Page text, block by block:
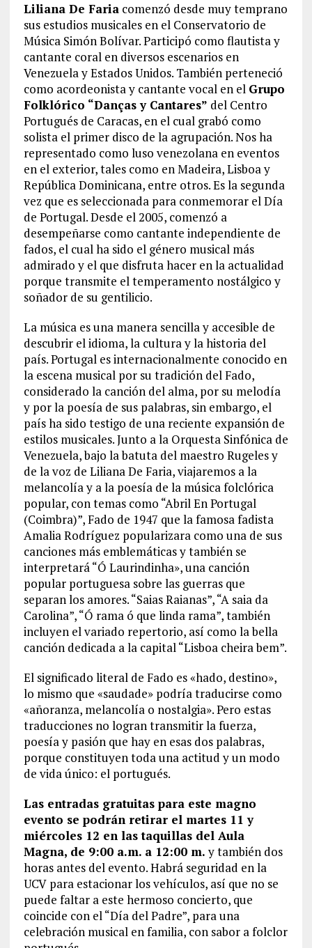
Liliana De Fariacomenzó desde muy temprano
sus estudios musicales en el Conservatorio de
Música Simón Bolívar. Participó como flautista y
cantante coral en diversos escenarios en
Venezuela y Estados Unidos. También perteneció
como acordeonista y cantante vocal en el Grupo
Folklórico “Danças y Cantares” del Centro
Portugués de Caracas, en el cual grabó como
solista el primer disco de la agrupación. Nos ha
representado como luso venezolana en eventos
en el exterior, tales como en Madeira, Lisboa y
República Dominicana, entre otros. Es la segunda
vez que es seleccionada para conmemorar el Día
de Portugal. Desde el 2005, comenzó a
desempeñarse como cantante independiente de
fados, el cual ha sido el género musical más
admirado y el que disfruta hacer en la actualidad
porque transmite el temperamento nostálgico y
soñador de su gentilicio.
La música es una manera sencilla y accesible de
descubrir el idioma, la cultura y la historia del
país. Portugal es internacionalmente conocido en
la escena musical por su tradición del Fado,
considerado la canción del alma, por su melodía
y por la poesía de sus palabras, sin embargo, el
país ha sido testigo de una reciente expansión de
estilos musicales. Junto a la Orquesta Sinfónica de
Venezuela, bajo la batuta del maestro Rugeles y
de la voz de Liliana De Faria, viajaremos a la
melancolía y a la poesía de la música folclórica
popular, con temas como “Abril En Portugal
(Coimbra)”, Fado de 1947 que la famosa fadista
Amalia Rodríguez popularizara como una de sus
canciones más emblemáticas y también se
interpretará “Ó Laurindinha», una canción
popular portuguesa sobre las guerras que
separan los amores. “Saias Raianas”, “A saia da
Carolina”, “Ó rama ó que linda rama”, también
incluyen el variado repertorio, así como la bella
canción dedicada a la capital “Lisboa cheira bem”.
El significado literal de Fado es «hado, destino»,
lo mismo que «saudade» podría traducirse como
«añoranza, melancolía o nostalgia». Pero estas
traducciones no logran transmitir la fuerza,
poesía y pasión que hay en esas dos palabras,
porque constituyen toda una actitud y un modo
de vida único: el portugués.
Las entradas gratuitas para este magno
evento se podrán retirar el martes 11 y
miércoles 12 en las taquillas del Aula
Magna, de 9:00 a.m. a 12:00 m.y también dos
horas antes del evento. Habrá seguridad en la
UCV para estacionar los vehículos, así que no se
puede faltar a este hermoso concierto, que
coincide con el “Día del Padre”, para una
celebración musical en familia, con sabor a folclor